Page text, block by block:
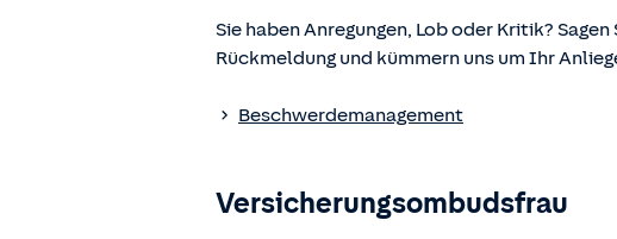
Verordnung über die
www.gesetze-im-internet.de
Sie haben Anregungen, Lob oder Kritik?
Rückmeldung und kümmern uns um Ihr
Beschwerdemanagement
Versicherungsombudsfrau